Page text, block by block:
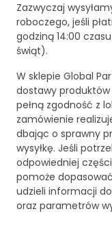
Zazwyczaj
roboczego, jeśli
godziną 14:00
świąt).
W sklepie Global
dostawy produktów
pełną zgodność z
zamówienie
dbając o sprawny
wysyłkę. Jeśli
odpowiedniej
pomoże
udzieli informacji
oraz parametrów